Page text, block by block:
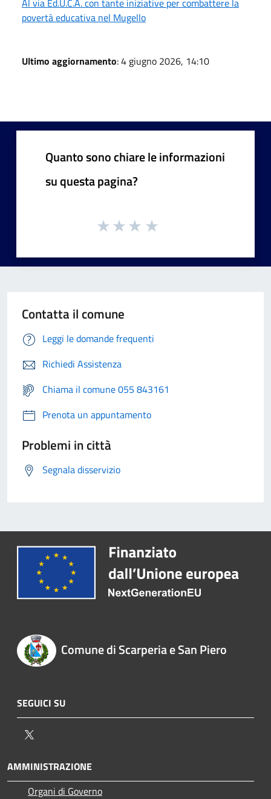
povertà educativa nel Mugello
Ultimo aggiornamento: 4 giugno 2026, 14:10
Quanto sono chiare le informazioni
su questa pagina?
Contatta il comune
Leggi le domande frequenti
Richiedi Assistenza
Chiama il comune 055 843161
Prenota un appuntamento
Problemi in città
Segnala disservizio
Comune di Scarperia e San Piero
SEGUICI SU
AMMINISTRAZIONE
Organi di Governo